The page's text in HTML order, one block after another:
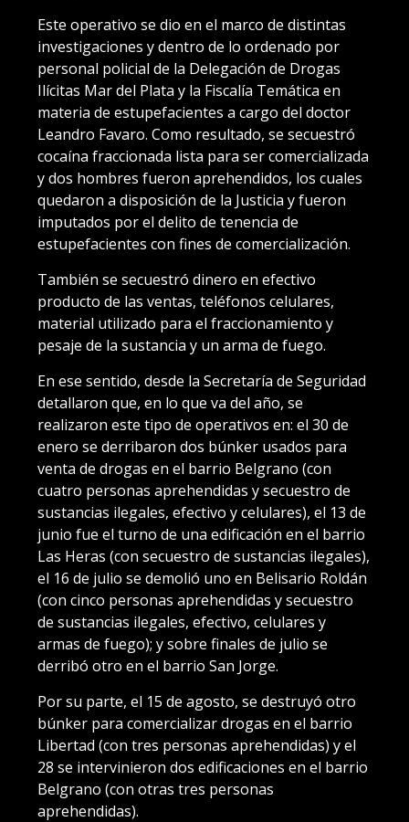
Este operativo se dio en el marco de distintas
investigaciones y dentro de lo ordenado por
personal policial de la Delegación de Drogas
Ilícitas Mar del Plata y la Fiscalía Temática en
materia de estupefacientes a cargo del doctor
Leandro Favaro. Como resultado, se secuestró
cocaína fraccionada lista para ser comercializada
y dos hombres fueron aprehendidos, los cuales
quedaron a disposición de la Justicia y fueron
imputados por el delito de tenencia de
estupefacientes con fines de comercialización.
También se secuestró dinero en efectivo
producto de las ventas, teléfonos celulares,
material utilizado para el fraccionamiento y
pesaje de la sustancia y un arma de fuego.
En ese sentido, desde la Secretaría de Seguridad
detallaron que, en lo que va del año, se
realizaron este tipo de operativos en: el 30 de
enero se derribaron dos búnker usados para
venta de drogas en el barrio Belgrano (con
cuatro personas aprehendidas y secuestro de
sustancias ilegales, efectivo y celulares), el 13 de
junio fue el turno de una edificación en el barrio
Las Heras (con secuestro de sustancias ilegales),
el 16 de julio se demolió uno en Belisario Roldán
(con cinco personas aprehendidas y secuestro
de sustancias ilegales, efectivo, celulares y
armas de fuego); y sobre finales de julio se
derribó otro en el barrio San Jorge.
Por su parte, el 15 de agosto, se destruyó otro
búnker para comercializar drogas en el barrio
Libertad (con tres personas aprehendidas) y el
28 se intervinieron dos edificaciones en el barrio
Belgrano (con otras tres personas
aprehendidas).